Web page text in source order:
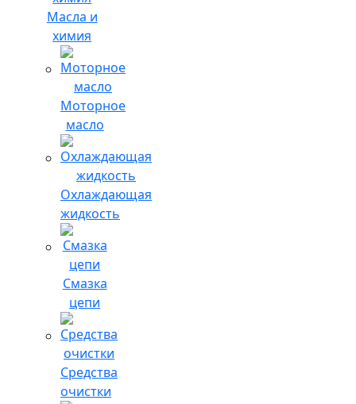
Масла и
химия
Моторное
масло
Охлаждающая
жидкость
Смазка
цепи
Средства
очистки